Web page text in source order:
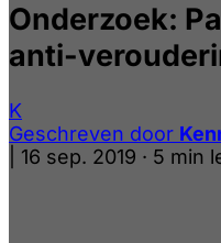
Onderzoek:
anti-
K
Geschreven door
16 sep. 2019 · 5 min